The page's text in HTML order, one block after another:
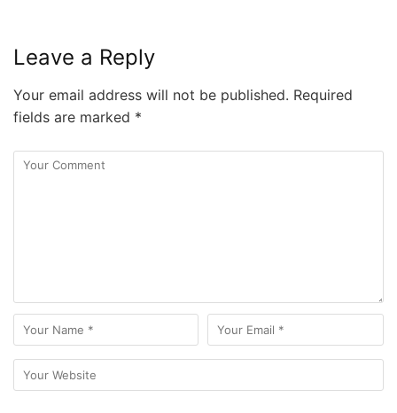
Leave a Reply
Your email address will not be published. Required
fields are marked *